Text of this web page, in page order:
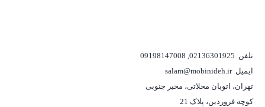
تلفن 02136301925
,
09198147008
ایمیلsalam@mobinideh.ir
تهران، اتوبان محلاتی، مخبر جنوبی
کوچه فروردین، پلاک 21